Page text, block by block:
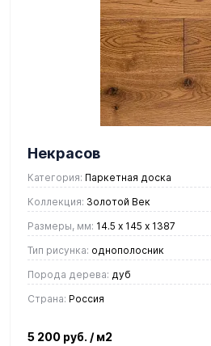
Некрасов
Категория: Паркетная доска
Коллекция: Золотой Век
Размеры, мм: 14.5 х 145 х 1387
Тип рисунка: однополосник
Порода дерева: дуб
Страна: Россия
5 200 руб. / м2